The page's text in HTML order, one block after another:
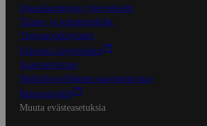
Osuuskauppojen yhteystiedot
Tilaus- ja toimitusehdot
Tietosuojakäytäntö
Palvelun käyttöehdot
Saavutettavuus
Mobiilisovelluksen saavutettavuus
Mainostajalle
Muuta evästeasetuksia